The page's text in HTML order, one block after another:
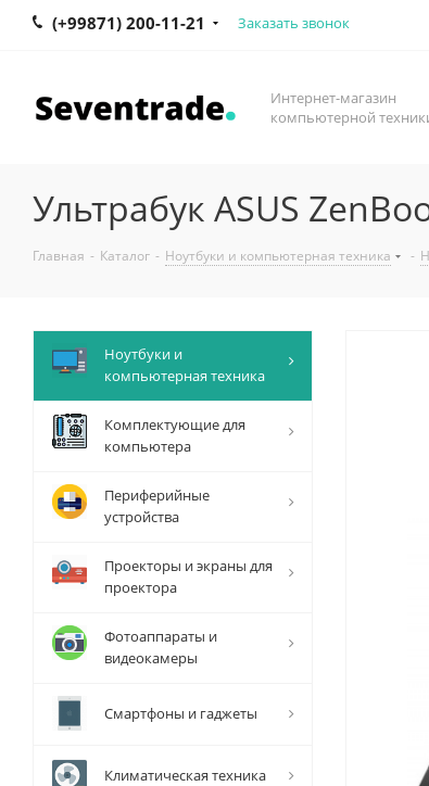
(+99871) 200-11-21 Заказать звонок
Интернет-магазин
компьютерной
Ультрабук ASUS
Главная - Каталог - Ноутбуки и компьютерная техника -
Ноутбуки и
компьютерная техника
Комплектующие для
компьютера
Периферийные
устройства
Проекторы и экраны для
проектора
Фотоаппараты и
видеокамеры
Смартфоны и гаджеты
Климатическая техника